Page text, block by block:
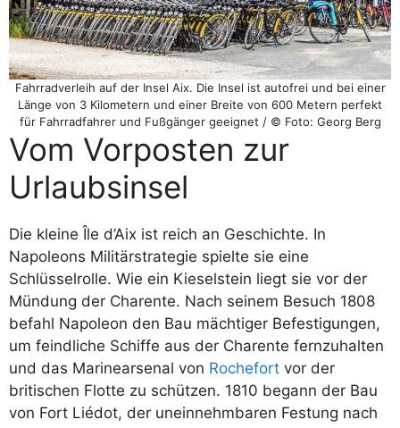
Fahrradverleih auf der Insel Aix. Die Insel ist autofrei und bei einer
Länge von 3 Kilometern und einer Breite von 600 Metern perfekt
für Fahrradfahrer und Fußgänger geeignet / © Foto: Georg Berg
Vom Vorposten zur
Urlaubsinsel
Die kleine Île d’Aix ist reich an Geschichte. In
Napoleons Militärstrategie spielte sie eine
Schlüsselrolle. Wie ein Kieselstein liegt sie vor der
Mündung der Charente. Nach seinem Besuch 1808
befahl Napoleon den Bau mächtiger Befestigungen,
um feindliche Schiffe aus der Charente fernzuhalten
und das Marinearsenal von Rochefort vor der
britischen Flotte zu schützen. 1810 begann der Bau
von Fort Liédot, der uneinnehmbaren Festung nach